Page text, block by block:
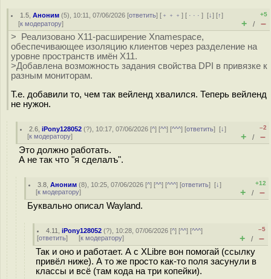
1.5 ,Аноним (5), 10:11, 07/06/2026 [ответить] [ ﹢﹢﹢] [ · · ·][↓] [↑]
[к модератору]
+5
+ / –
> Реализовано X11-расширение Xnamespace,
обеспечивающее изоляцию клиентов через разделение на
уровне пространств имён X11.
>Добавлена возможность задания свойства DPI в привязке к
разным мониторам.
Т.е. добавили то, чем так вейленд хвалился. Теперь вейленд
не нужон.
2.6 ,iPony128052 (?), 10:17, 07/06/2026 [^] [^^] [^^^] [ответить][↓]
[к модератору]
–2
+ / –
Это должно работать.
А не так что "я сделалъ".
3.8 ,Аноним (8), 10:25, 07/06/2026 [^] [^^] [^^^] [ответить][↓]
[к модератору]
+12
+ / –
Буквально описал Wayland.
4.11 ,iPony128052 (?), 10:28, 07/06/2026 [^] [^^] [^^^]
[ответить] [к модератору]
–5
+ / –
Так и оно и работает. А с XLibre вон помогай (ссылку
привёл ниже). А то же просто как-то поля засунули в
классы и всё (там кода на три копейки).